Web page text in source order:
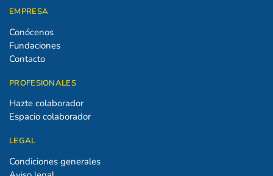
EMPRESA
Conócenos
Fundaciones
Contacto
PROFESIONALES
Hazte colaborador
Espacio colaborador
LEGAL
Condiciones generales